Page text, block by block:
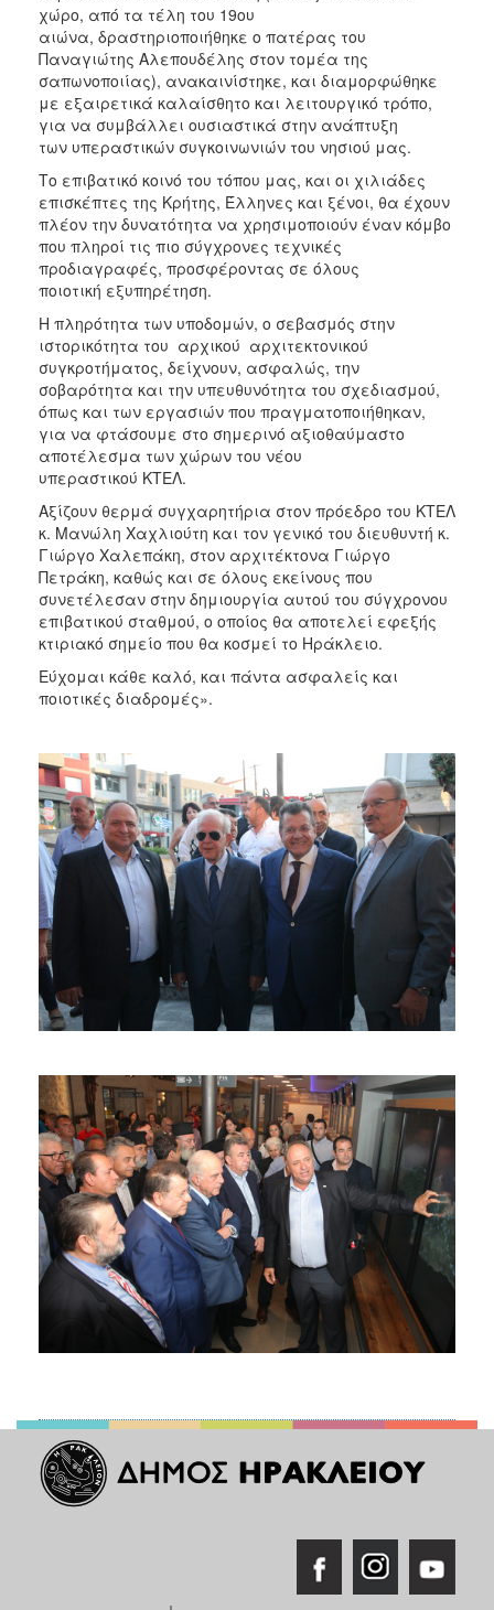
χώρο, από τα τέλη του 19ου
αιώνα, δραστηριοποιήθηκε ο πατέρας του
Παναγιώτης Αλεπουδέλης στον τομέα της
σαπωνοποιίας), ανακαινίστηκε, και διαμορφώθηκε
με εξαιρετικά καλαίσθητο και λειτουργικό τρόπο,
για να συμβάλλει ουσιαστικά στην ανάπτυξη
των υπεραστικών συγκοινωνιών του νησιού μας.
Το επιβατικό κοινό του τόπου μας, και οι χιλιάδες
επισκέπτες της Κρήτης, Έλληνες και ξένοι, θα έχουν
πλέον την δυνατότητα να χρησιμοποιούν έναν κόμβο
που πληροί τις πιο σύγχρονες τεχνικές
προδιαγραφές, προσφέροντας σε όλους
ποιοτική εξυπηρέτηση.
Η πληρότητα των υποδομών, ο σεβασμός στην
ιστορικότητα του αρχικού αρχιτεκτονικού
συγκροτήματος, δείχνουν, ασφαλώς, την
σοβαρότητα και την υπευθυνότητα του σχεδιασμού,
όπως και των εργασιών που πραγματοποιήθηκαν,
για να φτάσουμε στο σημερινό αξιοθαύμαστο
αποτέλεσμα των χώρων του νέου
υπεραστικού ΚΤΕΛ.
Αξίζουν θερμά συγχαρητήρια στον πρόεδρο του ΚΤΕΛ
κ. Μανώλη Χαχλιούτη και τον γενικό του διευθυντή κ.
Γιώργο Χαλεπάκη, στον αρχιτέκτονα Γιώργο
Πετράκη, καθώς και σε όλους εκείνους που
συνετέλεσαν στην δημιουργία αυτού του σύγχρονου
επιβατικού σταθμού, ο οποίος θα αποτελεί εφεξής
κτιριακό σημείο που θα κοσμεί το Ηράκλειο.
Εύχομαι κάθε καλό, και πάντα ασφαλείς και
ποιοτικές διαδρομές».